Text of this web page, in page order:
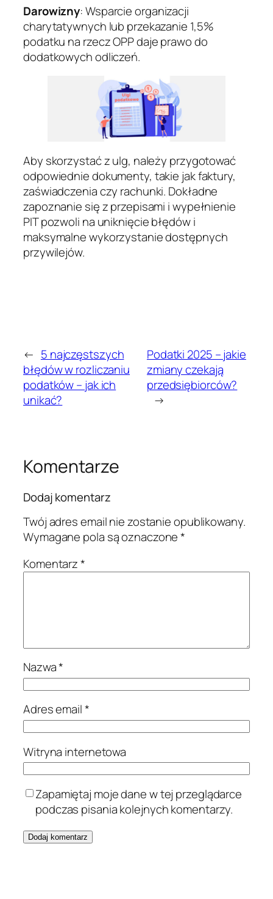
Darowizny: Wsparcie organizacji
charytatywnych lub przekazanie 1,5%
podatku na rzecz OPP daje prawo do
dodatkowych odliczeń.
Aby skorzystać z ulg, należy przygotować
odpowiednie dokumenty, takie jak faktury,
zaświadczenia czy rachunki. Dokładne
zapoznanie się z przepisami i wypełnienie
PIT pozwoli na uniknięcie błędów i
maksymalne wykorzystanie dostępnych
przywilejów.
← 5 najczęstszych
błędów w rozliczaniu
podatków – jak ich
unikać?
Podatki 2025 – jakie
zmiany czekają
przedsiębiorców?
→
Komentarze
Dodaj komentarz
Twój adres email nie zostanie opublikowany.
Wymagane pola są oznaczone*
Komentarz*
Nazwa*
Adres email*
Witryna internetowa
Zapamiętaj moje dane w tej przeglądarce
podczas pisania kolejnych komentarzy.